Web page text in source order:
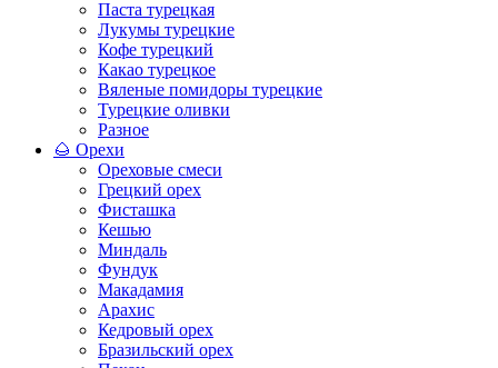
Паста турецкая
Лукумы турецкие
Кофе турецкий
Какао турецкое
Вяленые помидоры турецкие
Турецкие оливки
Разное
🌰 Орехи
Ореховые смеси
Грецкий орех
Фисташка
Кешью
Миндаль
Фундук
Макадамия
Арахис
Кедровый орех
Бразильский орех